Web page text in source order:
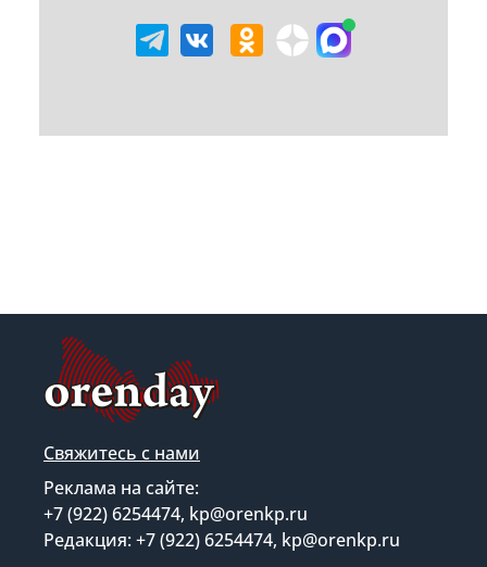
Свяжитесь с нами
Реклама на сайте:
+7 (922) 6254474, kp@orenkp.ru
Редакция: +7 (922) 6254474, kp@orenkp.ru